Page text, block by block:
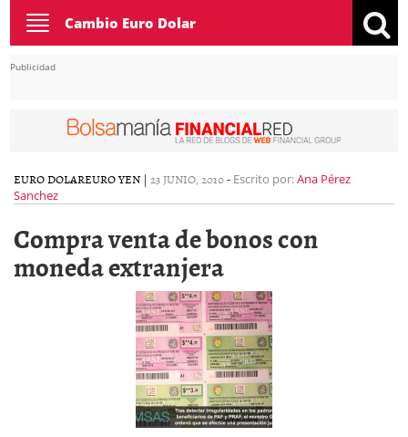
Toggle
navigation
Cambio Euro Dolar
Publicidad
EURO DOLAREURO YEN | 23 JUNIO, 2010- Escrito por:Ana Pérez
Sanchez
Compra venta de bonos con
moneda extranjera